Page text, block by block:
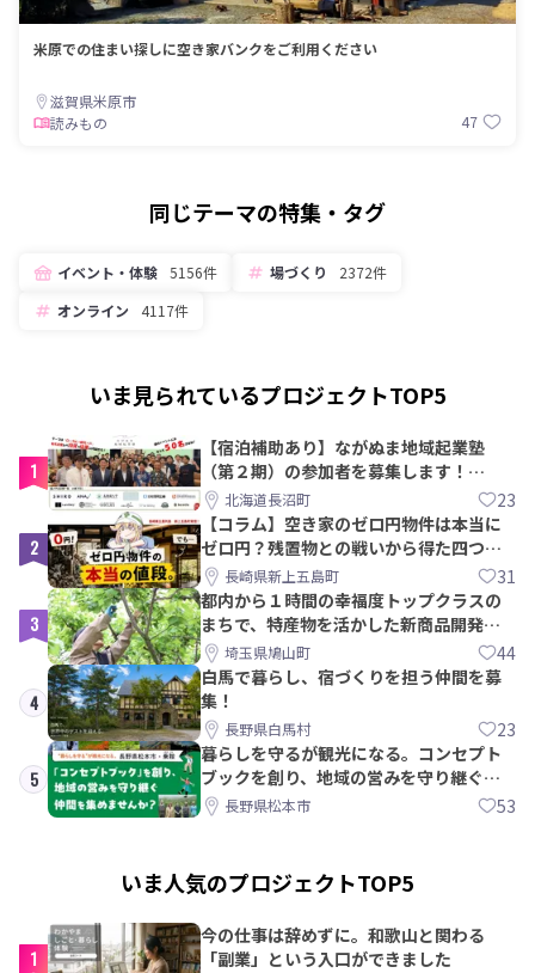
米原での住まい探しに空き家バンクをご利用ください
滋賀県米原市
読みもの
47
同じテーマの特集・タグ
イベント・体験 5156件 場づくり
2372件
オンライン
4117件
いま見られているプロジェクトTOP5
1
【宿泊補助あり】ながぬま地域起業塾
（第２期）の参加者を募集します！
【8/21〆】
北海道長沼町 23
2
【コラム】空き家のゼロ円物件は本当に
ゼロ円？残置物との戦いから得た四つの
教訓｜新上五島町
長崎県新上五島町 31
3
都内から１時間の幸福度トップクラスの
まちで、特産物を活かした新商品開発＆
PRメンバー募集！
埼玉県鳩山町 44
4
白馬で暮らし、宿づくりを担う仲間を募
集！
長野県白馬村 23
5
暮らしを守るが観光になる。コンセプト
ブックを創り、地域の営みを守り継ぐ仲
間を集めませんか？
長野県松本市 53
いま人気のプロジェクトTOP5
1
今の仕事は辞めずに。和歌山と関わる
「副業」という入口ができました